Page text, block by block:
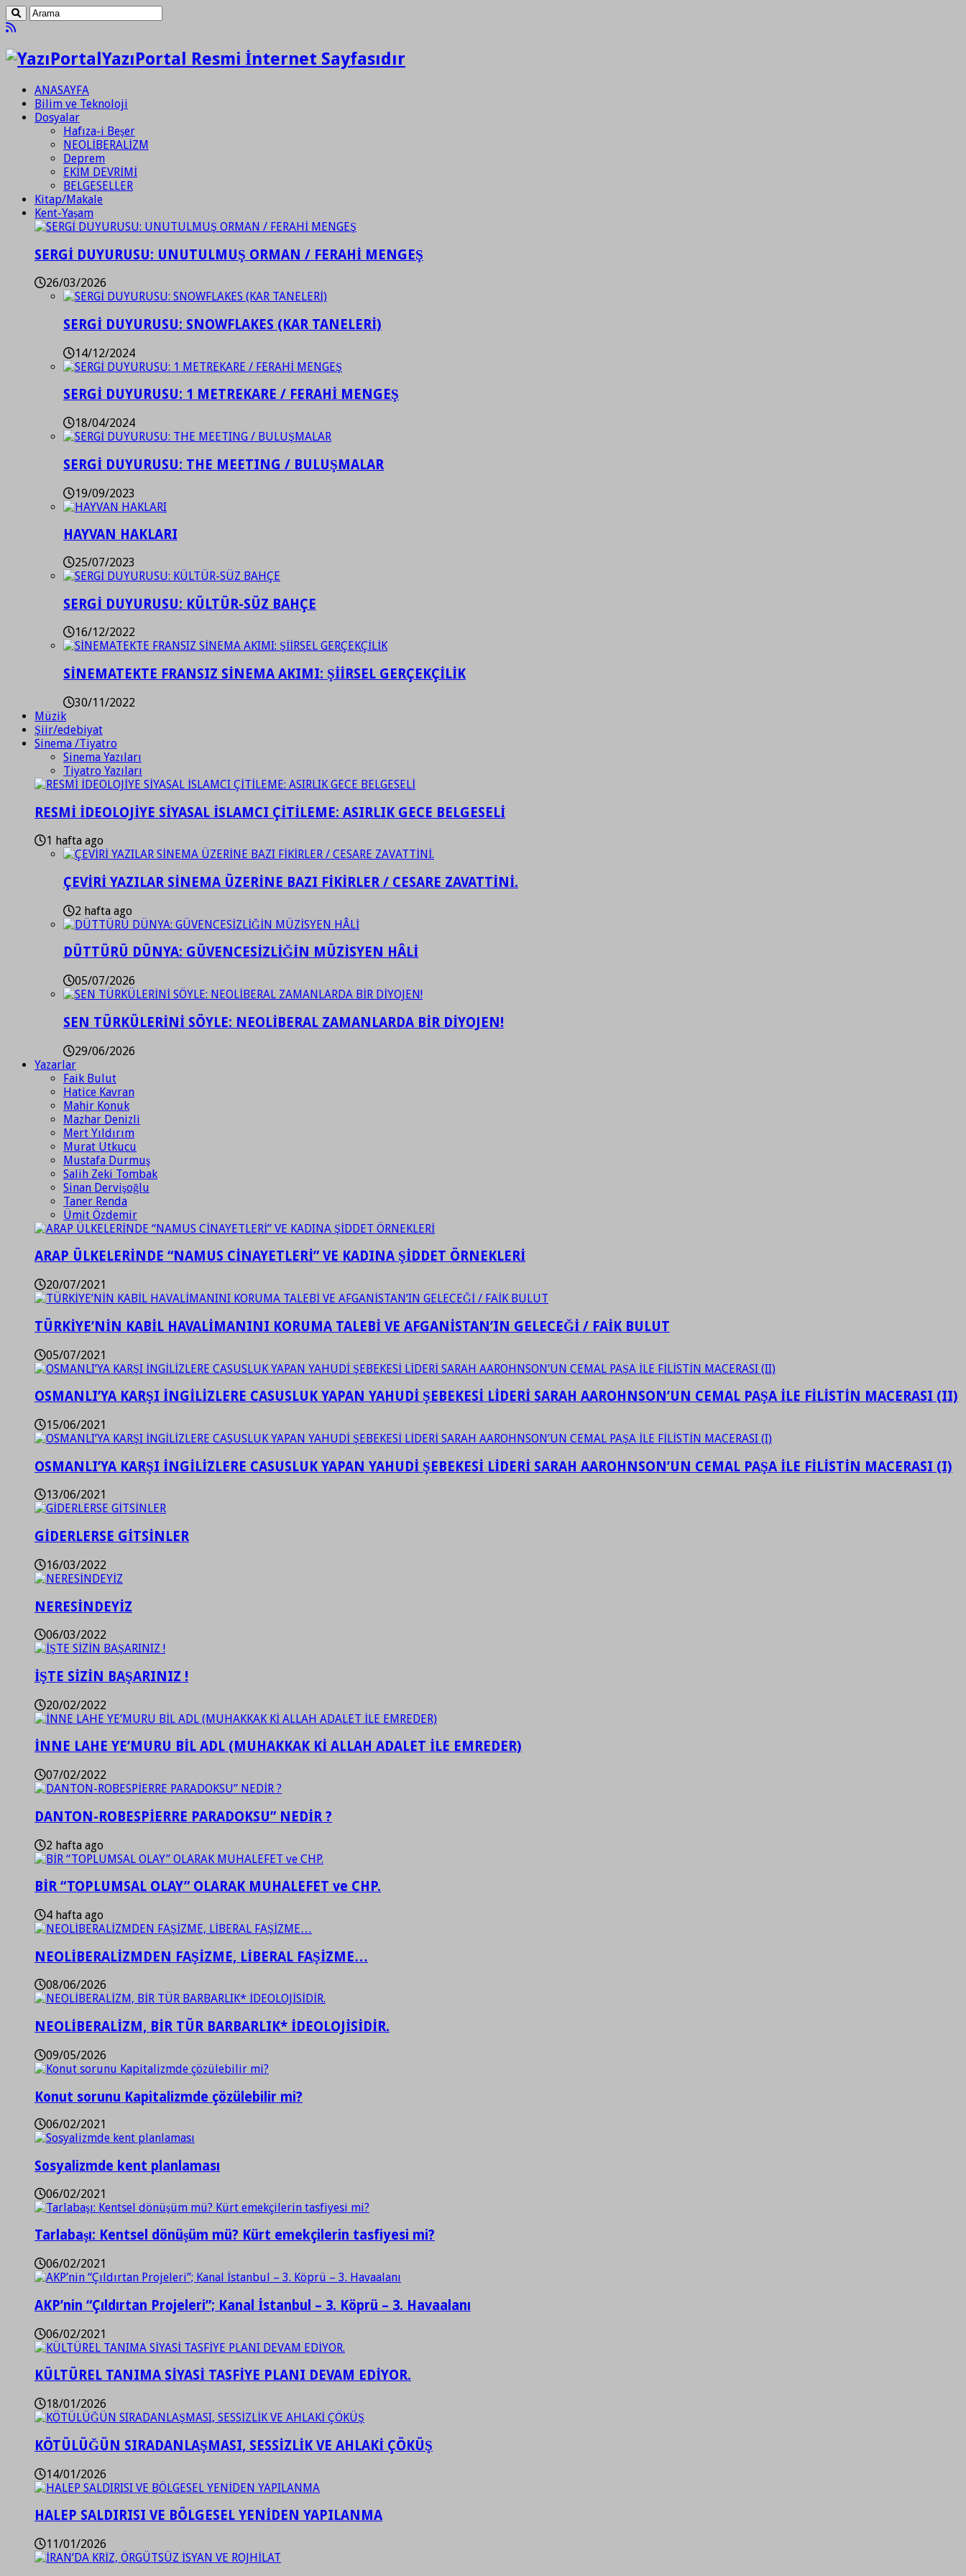
YazıPortal Resmi İnternet Sayfasıdır
ANASAYFA
Bilim ve Teknoloji
Dosyalar
Hafıza-i Beşer
NEOLİBERALİZM
Deprem
EKİM DEVRİMİ
BELGESELLER
Kitap/Makale
Kent-Yaşam
SERGİ DUYURUSU: UNUTULMUŞ ORMAN / FERAHİ MENGEŞ
26/03/2026
SERGİ DUYURUSU: SNOWFLAKES (KAR TANELERİ)
14/12/2024
SERGİ DUYURUSU: 1 METREKARE / FERAHİ MENGEŞ
18/04/2024
SERGİ DUYURUSU: THE MEETING / BULUŞMALAR
19/09/2023
HAYVAN HAKLARI
25/07/2023
SERGİ DUYURUSU: KÜLTÜR-SÜZ BAHÇE
16/12/2022
SİNEMATEKTE FRANSIZ SİNEMA AKIMI: ŞİİRSEL GERÇEKÇİLİK
30/11/2022
Müzik
Şiir/edebiyat
Sinema /Tiyatro
Sinema Yazıları
Tiyatro Yazıları
RESMİ İDEOLOJİYE SİYASAL İSLAMCI ÇİTİLEME: ASIRLIK GECE BELGESELİ
1 hafta ago
ÇEVİRİ YAZILAR SİNEMA ÜZERİNE BAZI FİKİRLER / CESARE ZAVATTİNİ.
2 hafta ago
DÜTTÜRÜ DÜNYA: GÜVENCESİZLİĞİN MÜZİSYEN HÂLİ
05/07/2026
SEN TÜRKÜLERİNİ SÖYLE: NEOLİBERAL ZAMANLARDA BİR DİYOJEN!
29/06/2026
Yazarlar
Faik Bulut
Hatice Kavran
Mahir Konuk
Mazhar Denizli
Mert Yıldırım
Murat Utkucu
Mustafa Durmuş
Salih Zeki Tombak
Sinan Dervişoğlu
Taner Renda
Ümit Özdemir
ARAP ÜLKELERİNDE “NAMUS CİNAYETLERİ” VE KADINA ŞİDDET ÖRNEKLERİ
20/07/2021
TÜRKİYE’NİN KABİL HAVALİMANINI KORUMA TALEBİ VE AFGANİSTAN’IN GELECEĞİ / FAİK BULUT
05/07/2021
OSMANLI’YA KARŞI İNGİLİZLERE CASUSLUK YAPAN YAHUDİ ŞEBEKESİ LİDERİ SARAH AAROHNSON’UN CEMAL PAŞA İLE FİLİSTİN MACERASI (II)
15/06/2021
OSMANLI’YA KARŞI İNGİLİZLERE CASUSLUK YAPAN YAHUDİ ŞEBEKESİ LİDERİ SARAH AAROHNSON’UN CEMAL PAŞA İLE FİLİSTİN MACERASI (I)
13/06/2021
GİDERLERSE GİTSİNLER
16/03/2022
NERESİNDEYİZ
06/03/2022
İŞTE SİZİN BAŞARINIZ !
20/02/2022
İNNE LAHE YE’MURU BİL ADL (MUHAKKAK Kİ ALLAH ADALET İLE EMREDER)
07/02/2022
DANTON-ROBESPİERRE PARADOKSU” NEDİR ?
2 hafta ago
BİR “TOPLUMSAL OLAY” OLARAK MUHALEFET ve CHP.
4 hafta ago
NEOLİBERALİZMDEN FAŞİZME, LİBERAL FAŞİZME…
08/06/2026
NEOLİBERALİZM, BİR TÜR BARBARLIK* İDEOLOJİSİDİR.
09/05/2026
Konut sorunu Kapitalizmde çözülebilir mi?
06/02/2021
Sosyalizmde kent planlaması
06/02/2021
Tarlabaşı: Kentsel dönüşüm mü? Kürt emekçilerin tasfiyesi mi?
06/02/2021
AKP’nin “Çıldırtan Projeleri”; Kanal İstanbul – 3. Köprü – 3. Havaalanı
06/02/2021
KÜLTÜREL TANIMA SİYASİ TASFİYE PLANI DEVAM EDİYOR.
18/01/2026
KÖTÜLÜĞÜN SIRADANLAŞMASI, SESSİZLİK VE AHLAKİ ÇÖKÜŞ
14/01/2026
HALEP SALDIRISI VE BÖLGESEL YENİDEN YAPILANMA
11/01/2026